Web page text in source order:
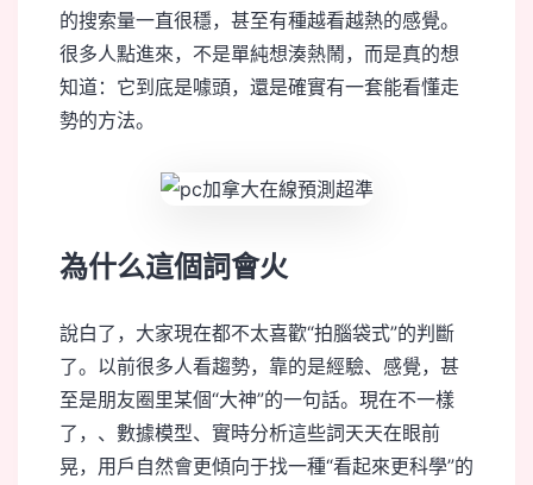
的搜索量一直很穩，甚至有種越看越熱的感覺。
很多人點進來，不是單純想湊熱鬧，而是真的想
知道：它到底是噱頭，還是確實有一套能看懂走
勢的方法。
為什么這個詞會火
說白了，大家現在都不太喜歡“拍腦袋式”的判斷
了。以前很多人看趨勢，靠的是經驗、感覺，甚
至是朋友圈里某個“大神”的一句話。現在不一樣
了，、數據模型、實時分析這些詞天天在眼前
晃，用戶自然會更傾向于找一種“看起來更科學”的